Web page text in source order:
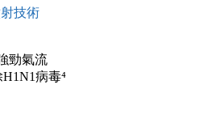
技術
勁氣流
病毒⁴